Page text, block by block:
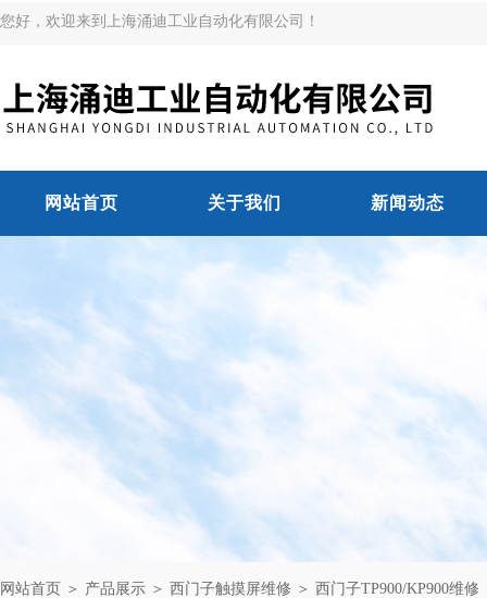
您好，欢迎来到上海涌迪工业自动化有限公司！
网站首页 关于我们 新闻动态
网站首页 ＞ 产品展示 ＞ 西门子触摸屏维修 ＞ 西门子TP900/KP900维修